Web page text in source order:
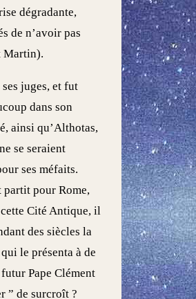
dégradante,
de n’avoir pas
Martin).
juges, et fut
dans son
ainsi qu’Althotas,
se seraient
ses méfaits.
partit pour Rome,
Cité Antique, il
des siècles la
le présenta à de
Pape Clément
” de surcroît ?